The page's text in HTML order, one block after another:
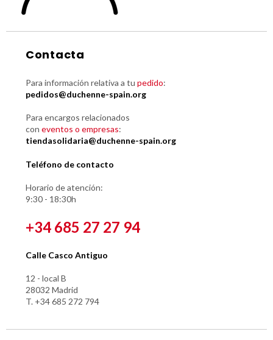
Contacta
Para información relativa a tu pedido:
pedidos@duchenne-spain.org
Para encargos relacionados
con eventos o empresas:
tiendasolidaria@duchenne-spain.org
Teléfono de contacto
Horario de atención:
9:30 - 18:30h
+34 685 27 27 94
Calle Casco Antiguo
12 - local B
28032 Madrid
T. +34 685 272 794